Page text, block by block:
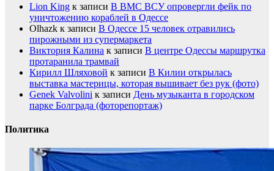
Lion King к записи В ВМС ВСУ опровергли фейк по
уничтожению кораблей в Одессе
Olhazk к записи В Одессе 15 человек отравились
пирожными из супермаркета
Виктория Калина к записи В центре Одессы маршрутка
протаранила трамвай
Кирилл Шляховой к записи В Килии открылась
выставка мастерицы, которая вышивает без рук (фото)
Genek Valvolini к записи День музыканта в городском
парке Болграда (фоторепортаж)
Политика